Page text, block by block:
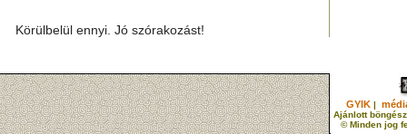
Körülbelül ennyi. Jó szórakozást!
GYIK |
Ajánlott
© Minden jog